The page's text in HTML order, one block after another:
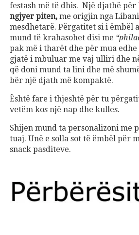
festash më të dhis. Një djathë për
ngjyer piten, me origjin nga
mesdhetarë. Përgatitet si i ëmbël
mund të krahasohet disi me
pak më i tharët dhe për mua
gjatë i mbuluar me vaj ulliri dhe
që doni mund ta lini dhe më
bër një djath më kompaktë.
Është fare i thjeshtë për tu
vetëm kos një nap dhe kulles.
Shijen mund ta personalizoni me
tuaj. Unë e solla sot të ëmbël për
snack pasditeve.